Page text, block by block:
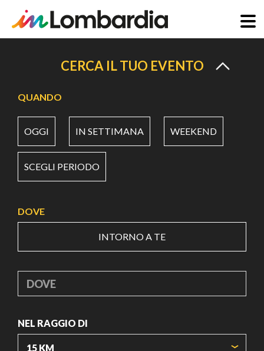
principale
CERCA IL TUO EVENTO
QUANDO
OGGI IN SETTIMANA WEEKEND
SCEGLI PERIODO
DOVE
INTORNO A TE
DOVE
NEL RAGGIO DI